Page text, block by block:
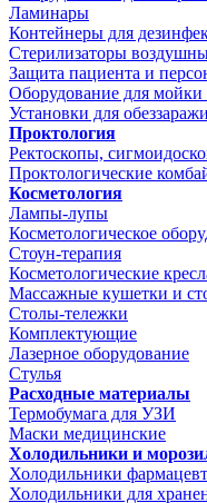
Ламинары
Контейнеры для
Стерилизаторы
Защита пациента и
Оборудование для
Установки для
Проктология
Ректоскопы,
Проктологические
Косметология
Лампы-лупы
Косметологическое
Стоун-терапия
Косметологические
Массажные кушетки и
Столы-тележки
Комплектующие
Лазерное оборудование
Стулья
Расходные материалы
Термобумага для УЗИ
Маски медицинские
Холодильники и
Холодильники
Холодильники для